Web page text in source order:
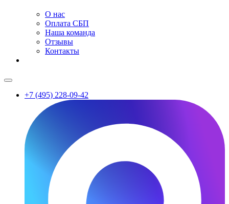
О нас
Оплата СБП
Наша команда
Отзывы
Контакты
+7 (495) 228-09-42